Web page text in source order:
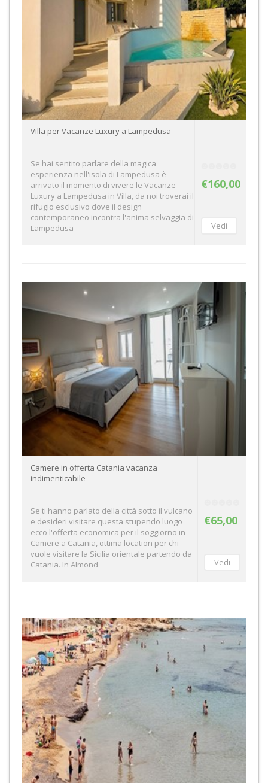
€160,00
Villa per Vacanze Luxury a Lampedusa
Se hai sentito parlare della magica
esperienza nell'isola di Lampedusa è
arrivato il momento di vivere le Vacanze
Luxury a Lampedusa in Villa, da noi troverai il
rifugio esclusivo dove il design
contemporaneo incontra l'anima selvaggia di
Lampedusa
€65,00
Camere in offerta Catania vacanza
indimenticabile
Se ti hanno parlato della città sotto il vulcano
e desideri visitare questa stupendo luogo
ecco l'offerta economica per il soggiorno in
Camere a Catania, ottima location per chi
vuole visitare la Sicilia orientale partendo da
Catania. In Almond